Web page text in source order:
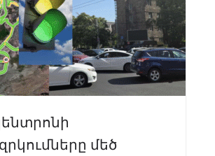
մեծ